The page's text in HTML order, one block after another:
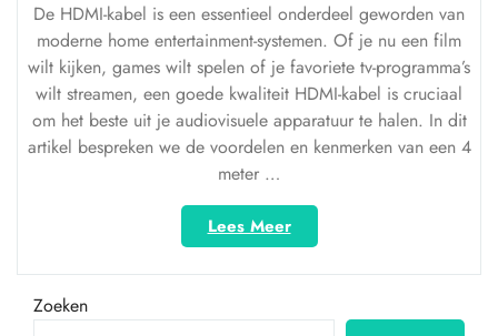
De HDMI-kabel is een essentieel onderdeel geworden van
moderne home entertainment-systemen. Of je nu een film
wilt kijken, games wilt spelen of je favoriete tv-programma’s
wilt streamen, een goede kwaliteit HDMI-kabel is cruciaal
om het beste uit je audiovisuele apparatuur te halen. In dit
artikel bespreken we de voordelen en kenmerken van een 4
meter …
Lees Meer“Ontdek
de
Voordelen
een
Zoeken